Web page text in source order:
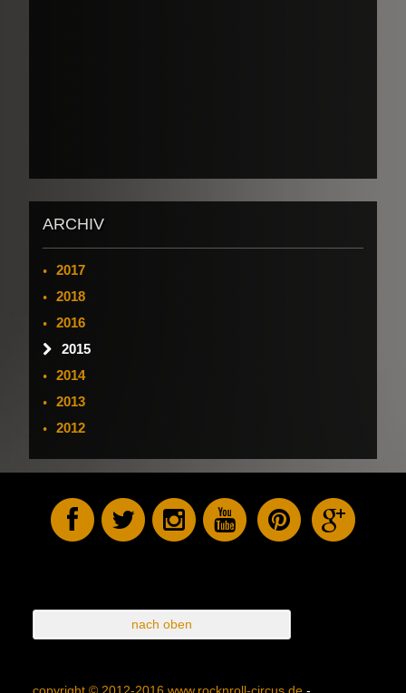
ARCHIV
2017
2018
2016
2015
2014
2013
2012
nach oben